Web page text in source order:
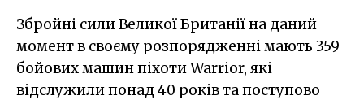
Збройні сили Великої Британії на даний
момент в своєму розпорядженні мають 359
бойових машин піхоти Warrior, які
відслужили понад 40 років та поступово